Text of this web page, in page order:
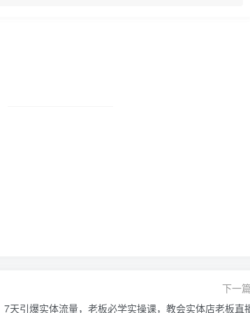
下一
7天引爆实体流量，老板必学实操课，教会实体店老板直